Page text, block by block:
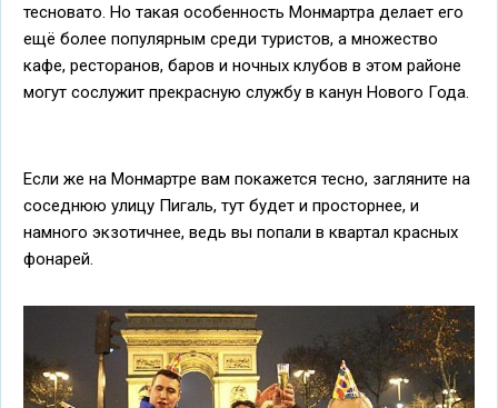
тесновато. Но такая особенность Монмартра делает его
ещё более популярным среди туристов, а множество
кафе, ресторанов, баров и ночных клубов в этом районе
могут сослужит прекрасную службу в канун Нового Года.
Если же на Монмартре вам покажется тесно, загляните на
соседнюю улицу Пигаль, тут будет и просторнее, и
намного экзотичнее, ведь вы попали в квартал красных
фонарей.